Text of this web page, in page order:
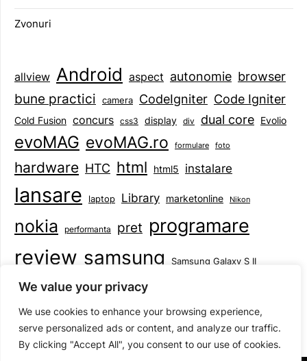
We value your privacy
We use cookies to enhance your browsing experience,
serve personalized ads or content, and analyze our traffic.
By clicking "Accept All", you consent to our use of cookies.
Zvonuri
allview Android aspect autonomie browser
bune practici camera CodeIgniter Code Igniter
Cold Fusion concurs css3 display div dual core Evolio
evoMAG evoMAG.ro formulare foto
hardware HTC html html5 instalare
lansare laptop Library marketonline Nikon
nokia performanta pret programare
review samsung Samsung Galaxy S II
smartphone specificatii standarde